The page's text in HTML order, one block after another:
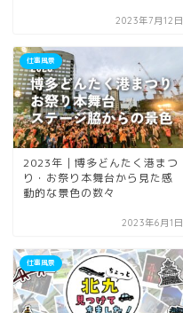
2023年7月12日
仕事風景
2023年｜博多どんたく港まつ
り・お祭り本舞台から見た感
動的な景色の数々
2023年6月1日
仕事風景